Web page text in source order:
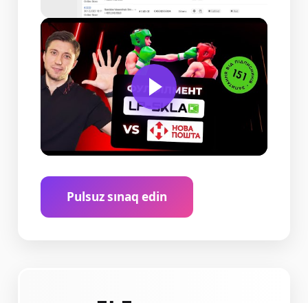
Pulsuz sınaq edin